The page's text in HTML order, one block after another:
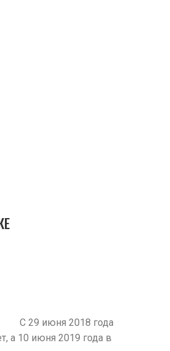
29 июня 2018 года
а 10 июня 2019 года в